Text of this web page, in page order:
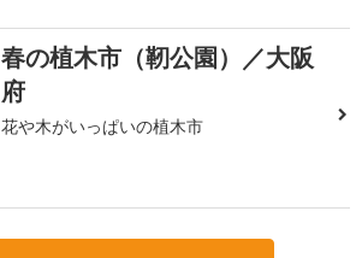
春の植木市（靭公園）／大阪
府
花や木がいっぱいの植木市